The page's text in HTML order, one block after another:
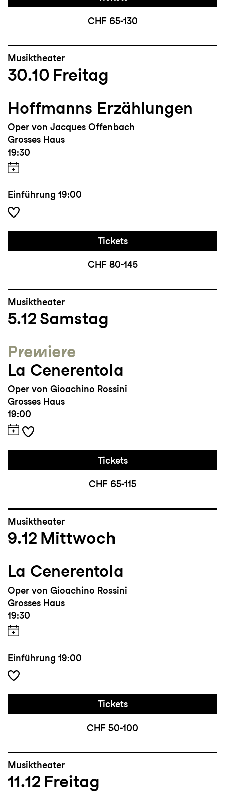
CHF 65-130
Musiktheater
30.10 Freitag
Hoffmanns Erzählungen
Oper von Jacques Offenbach
Grosses Haus
19:30
Einführung 19:00
Tickets
CHF 80-145
Musiktheater
5.12 Samstag
Premiere
La Cenerentola
Oper von Gioachino Rossini
Grosses Haus
19:00
Tickets
CHF 65-115
Musiktheater
9.12 Mittwoch
La Cenerentola
Oper von Gioachino Rossini
Grosses Haus
19:30
Einführung 19:00
Tickets
CHF 50-100
Musiktheater
11.12 Freitag